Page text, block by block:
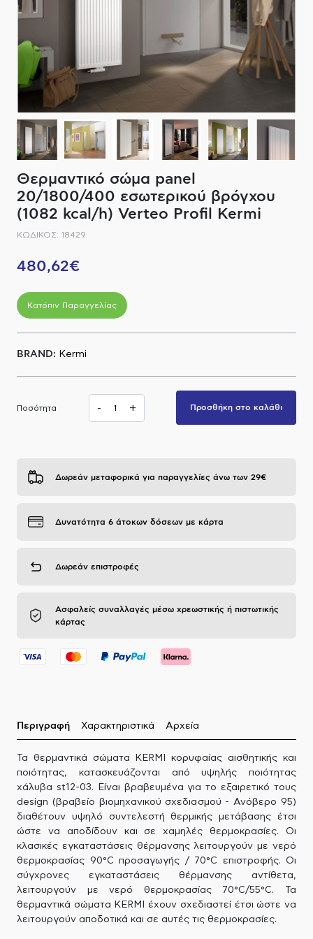
ΔΙΑΚΟΠΤΙΚΟ ΥΛΙΚΟ
ΕΞΟΠΛΙΣΜΟΣ ΘΕΡΜΑΝΣΗΣ
ΗΛΕΚΤΡΙΚΗ ΘΕΡΜΑΝΣΗ
ΦΙΛΤΡΑ ΜΠΑΝΙΟΥ
ΚΑΝΑΤΕΣ-ΠΑΓΟΥΡΙΑ ΦΙΛΤΡΟΥ
ΚΑΘΡΕΠΤΕΣ
ΚΑΜΠΙΝΕΣ
ΑΞΕΣΟΥΑΡ
ΜΠΑΤΑΡΙΕΣ ΜΠΑΝΙΟΥ
ΣΤΗΛΕΣ - ΥΔΡΟΜΑΣΑΖ
ΚΑΖΑΝΑΚΙΑ
ΚΑΝΑΛΙΑ ΝΤΟΥΖΙΕΡΑΣ
ΕΞΑΡΤΗΜΑΤΑ ΝΤΟΥΣ
ΣΥΣΤΗΜΑΤΑ ΜΠΙΝΤΕ - FLUSH
ΗΛΕΚΤΡΟΝΙΚΕΣ ΜΠΑΤΑΡΙΕΣ
Α.Μ.Ε.Α
Θερμαντικό σώμα panel
20/1800/400 εσωτερικού βρόγχου
(1082 kcal/h) Verteo Profil Kermi
ΚΩΔΙΚΟΣ: 18429
480,62€
Κατόπιν Παραγγελίας
BRAND: Kermi
Ποσότητα - + Προσθήκη στο καλάθι
Δωρεάν μεταφορικά για παραγγελίες άνω των 29€
Δυνατότητα 6 άτοκων δόσεων με κάρτα
Δωρεάν επιστροφές
Ασφαλείς συναλλαγές μέσω χρεωστικής ή πιστωτικής
κάρτας
Περιγραφή Χαρακτηριστικά Αρχεία
Τα θερμαντικά σώματα KERMI κορυφαίας αισθητικής και
ποιότητας, κατασκευάζονται από υψηλής ποιότητας
χάλυβα st12-03. Είναι βραβευμένα για το εξαιρετικό τους
design (βραβείο βιομηχανικού σχεδιασμού - Ανόβερο 95)
διαθέτουν υψηλό συντελεστή θερμικής μετάβασης έτσι
ώστε να αποδίδουν και σε χαμηλές θερμοκρασίες. Οι
κλασικές εγκαταστάσεις θέρμανσης λειτουργούν με νερό
θερμοκρασίας 90°C προσαγωγής / 70°C επιστροφής. Οι
σύγχρονες εγκαταστάσεις θέρμανσης αντίθετα,
λειτουργούν με νερό θερμοκρασίας 70°C/55°C. Τα
θερμαντικά σώματα KERMI έχουν σχεδιαστεί έτσι ώστε να
λειτουργούν αποδοτικά και σε αυτές τις θερμοκρασίες.